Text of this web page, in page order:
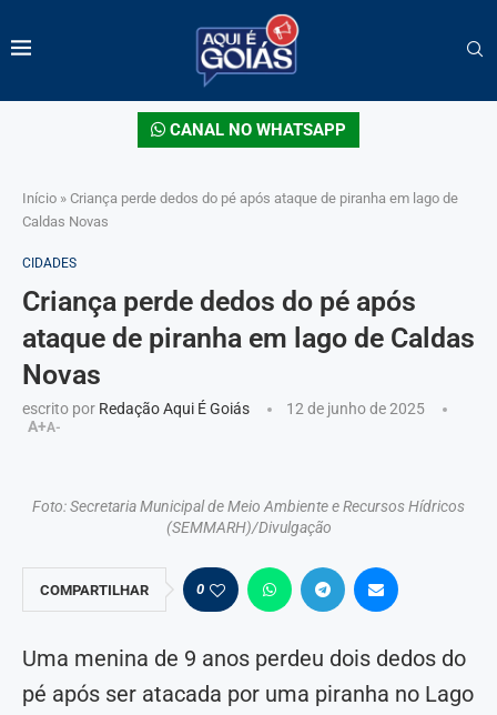
CANAL NO WHATSAPP
Início » Criança perde dedos do pé após ataque de piranha em lago de
Caldas Novas
CIDADES
Criança perde dedos do pé após
ataque de piranha em lago de Caldas
Novas
escrito por Redação Aqui É Goiás
12 de junho de 2025
A+A-
Foto: Secretaria Municipal de Meio Ambiente e Recursos Hídricos
(SEMMARH)/Divulgação
COMPARTILHAR 0
Uma menina de 9 anos perdeu dois dedos do
pé após ser atacada por uma piranha no Lago